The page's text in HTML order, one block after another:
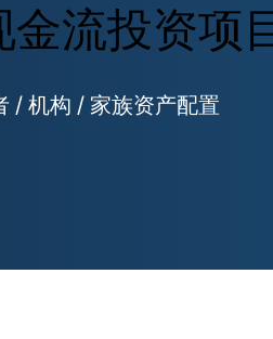
金流投资项
/ 机构 / 家族资产配置